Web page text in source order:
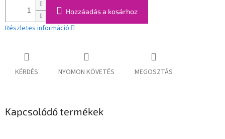
Hozzáadás a kosárhoz
Részletes információ
KÉRDÉS NYOMON KÖVETÉS MEGOSZTÁS
Kapcsolódó termékek